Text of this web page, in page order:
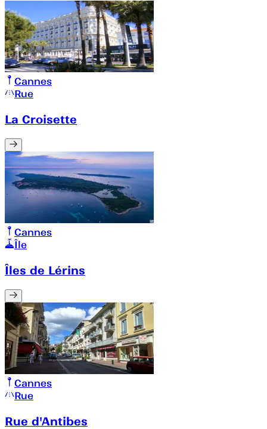
Cannes
Rue
La Croisette
Cannes
Île
Îles de Lérins
Cannes
Rue
Rue d'Antibes